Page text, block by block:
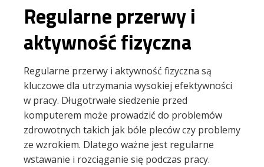
Regularne przerwy i
aktywność fizyczna
Regularne przerwy i aktywność fizyczna są
kluczowe dla utrzymania wysokiej efektywności
w pracy. Długotrwałe siedzenie przed
komputerem może prowadzić do problemów
zdrowotnych takich jak bóle pleców czy problemy
ze wzrokiem. Dlatego ważne jest regularne
wstawanie i rozciąganie się podczas pracy.